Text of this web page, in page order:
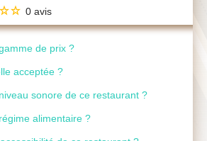
0 avis
de prix ?
acceptée ?
sonore de ce restaurant ?
alimentaire ?